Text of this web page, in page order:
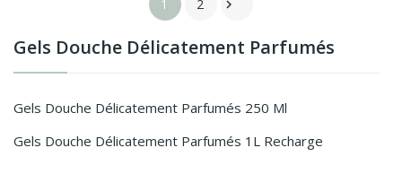
Gels Douche Délicatement Parfumés
Gels Douche Délicatement Parfumés 250 Ml
Gels Douche Délicatement Parfumés 1L Recharge
1 2 